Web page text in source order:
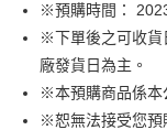
悠遊付
Google Pay
ATM付款
※預購時間：
※下單後之可收貨
廠發貨日為主。
※本預購商品係本
※恕無法接受您預